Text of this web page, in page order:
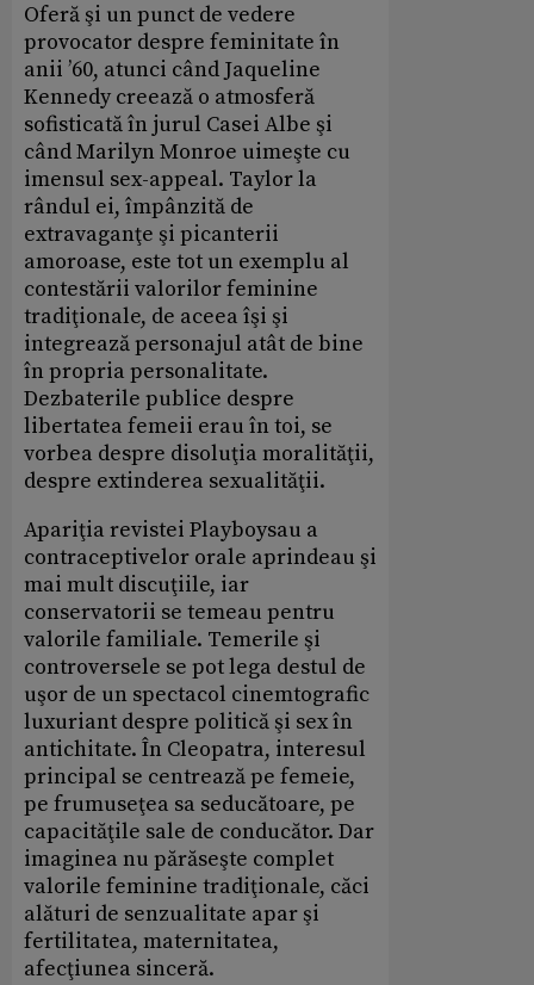
Oferă şi un punct de vedere
provocator despre feminitate în
anii ’60, atunci când Jaqueline
Kennedy creează o atmosferă
sofisticată în jurul Casei Albe şi
când Marilyn Monroe uimeşte cu
imensul sex-appeal. Taylor la
rândul ei, împânzită de
extravaganţe şi picanterii
amoroase, este tot un exemplu al
contestării valorilor feminine
tradiţionale, de aceea îşi şi
integrează personajul atât de bine
în propria personalitate.
Dezbaterile publice despre
libertatea femeii erau în toi, se
vorbea despre disoluţia moralităţii,
despre extinderea sexualităţii.
Apariţia revistei Playboysau a
contraceptivelor orale aprindeau şi
mai mult discuţiile, iar
conservatorii se temeau pentru
valorile familiale. Temerile şi
controversele se pot lega destul de
uşor de un spectacol cinemtografic
luxuriant despre politică şi sex în
antichitate. În Cleopatra, interesul
principal se centrează pe femeie,
pe frumuseţea sa seducătoare, pe
capacităţile sale de conducător. Dar
imaginea nu părăseşte complet
valorile feminine tradiţionale, căci
alături de senzualitate apar şi
fertilitatea, maternitatea,
afecţiunea sinceră.